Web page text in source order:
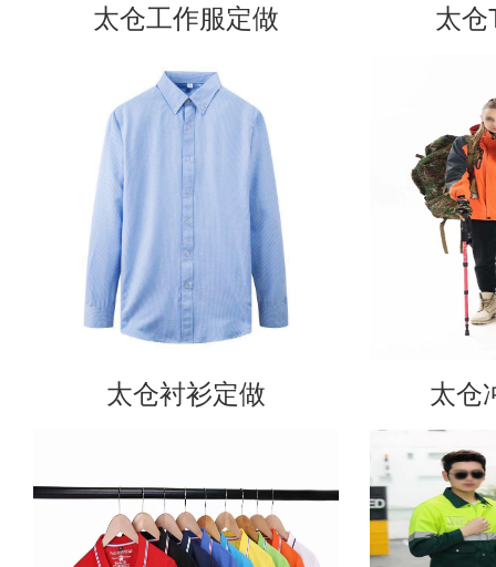
太仓工作服定做 太仓
太仓衬衫定做 太仓